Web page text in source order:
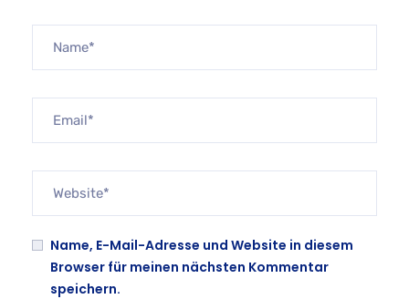
Name, E-Mail-Adresse und Website in diesem
Browser für meinen nächsten Kommentar
speichern.